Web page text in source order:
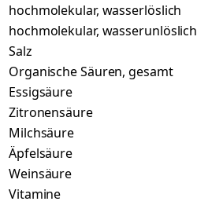
hochmolekular, wasserlöslich
hochmolekular, wasserunlöslich
Salz
Organische Säuren, gesamt
Essigsäure
Zitronensäure
Milchsäure
Äpfelsäure
Weinsäure
Vitamine